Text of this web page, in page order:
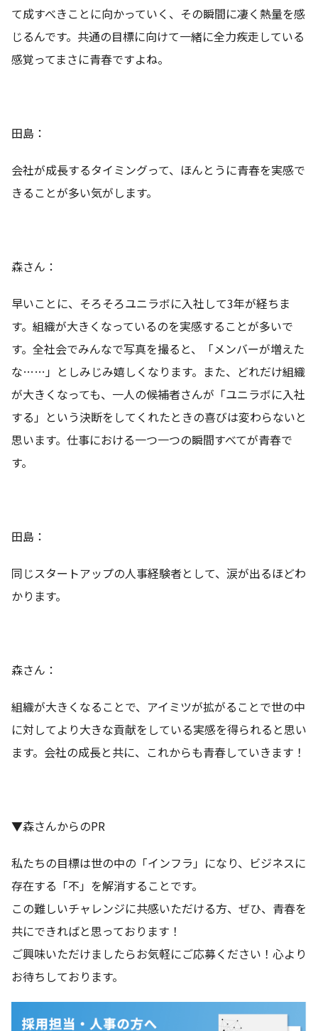
て成すべきことに向かっていく、その瞬間に凄く熱量を感
じるんです。共通の目標に向けて一緒に全力疾走している
感覚ってまさに青春ですよね。
田島：
会社が成長するタイミングって、ほんとうに青春を実感で
きることが多い気がします。
森さん：
早いことに、そろそろユニラボに入社して3年が経ちま
す。組織が大きくなっているのを実感することが多いで
す。全社会でみんなで写真を撮ると、「メンバーが増えた
な……」としみじみ嬉しくなります。また、どれだけ組織
が大きくなっても、一人の候補者さんが「ユニラボに入社
する」という決断をしてくれたときの喜びは変わらないと
思います。仕事における一つ一つの瞬間すべてが青春で
す。
田島：
同じスタートアップの人事経験者として、涙が出るほどわ
かります。
森さん：
組織が大きくなることで、アイミツが拡がることで世の中
に対してより大きな貢献をしている実感を得られると思い
ます。会社の成長と共に、これからも青春していきます！
▼森さんからのPR
私たちの目標は世の中の「インフラ」になり、ビジネスに
存在する「不」を解消することです。
この難しいチャレンジに共感いただける方、ぜひ、青春を
共にできればと思っております！
ご興味いただけましたらお気軽にご応募ください！心より
お待ちしております。